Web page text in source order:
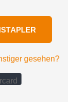
gesehen?